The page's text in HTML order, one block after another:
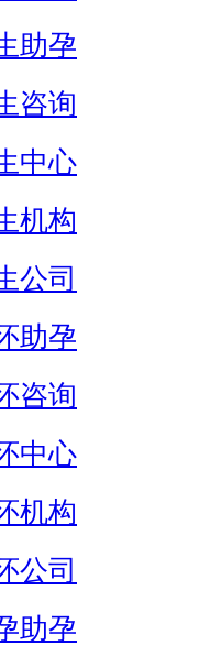
助孕
咨询
中心
机构
公司
助孕
咨询
中心
机构
公司
助孕